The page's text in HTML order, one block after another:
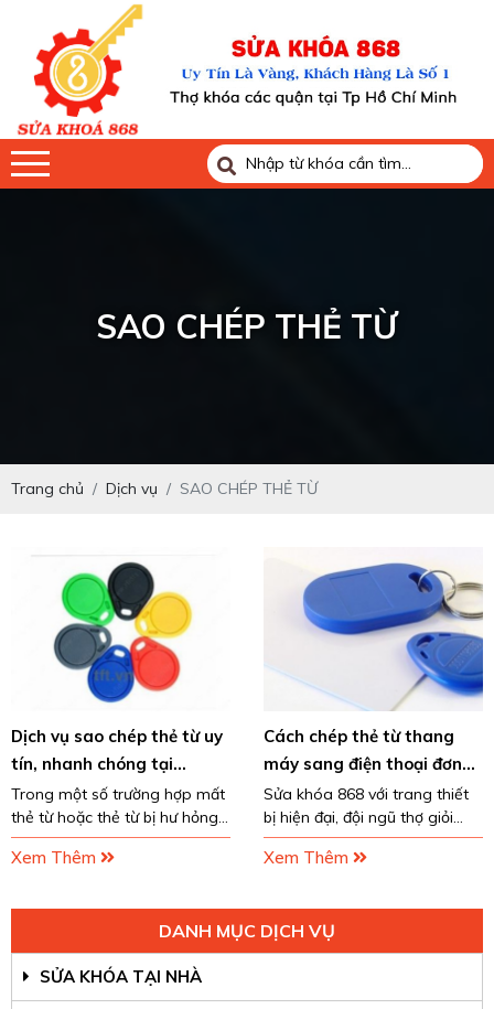
SAO CHÉP THẺ TỪ
Trang chủ Dịch vụ SAO CHÉP THẺ TỪ
Dịch vụ sao chép thẻ từ uy
tín, nhanh chóng tại
TPHCM
Trong một số trường hợp mất
thẻ từ hoặc thẻ từ bị hư hỏng
thì các dịch vụ sao chép thẻ
từ tại TP.HCM sẽ giúp bạn
chóng. Sửa khóa 868...
Xem Thêm
Cách chép thẻ từ thang
máy sang điện thoại đơn
giản, thành công
Sửa khóa 868 với trang thiết
bị hiện đại, đội ngũ thợ giỏi
nghề và chuyên viên chuyên
nghiệp. Chúng tôi cung cấp
máy sang điện thoại
Xem Thêm
DANH MỤC DỊCH VỤ
SỬA KHÓA TẠI NHÀ